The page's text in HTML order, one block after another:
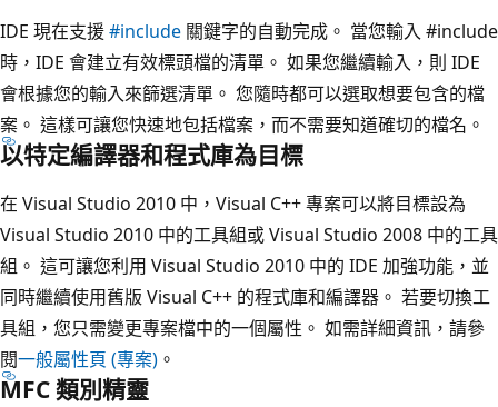
IDE 現在支援#include 關鍵字的自動完成。 當您輸入 #include
時，IDE 會建立有效標頭檔的清單。 如果您繼續輸入，則 IDE
會根據您的輸入來篩選清單。 您隨時都可以選取想要包含的檔
案。 這樣可讓您快速地包括檔案，而不需要知道確切的檔名。
以特定編譯器和程式庫為目標
在 Visual Studio 2010 中，Visual C++ 專案可以將目標設為
Visual Studio 2010 中的工具組或 Visual Studio 2008 中的工具
組。 這可讓您利用 Visual Studio 2010 中的 IDE 加強功能，並
同時繼續使用舊版 Visual C++ 的程式庫和編譯器。 若要切換工
具組，您只需變更專案檔中的一個屬性。 如需詳細資訊，請參
閱一般屬性頁 (專案) 。
MFC 類別精靈